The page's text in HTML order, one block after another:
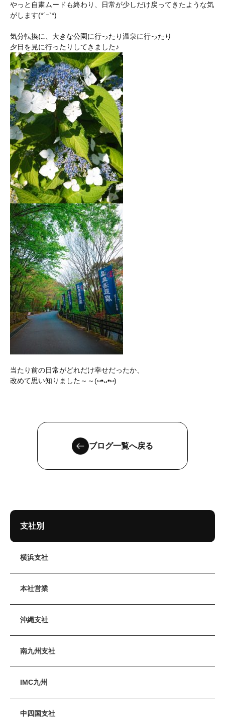
やっと自粛ムードも終わり、日常が少しだけ戻ってきたような気
がします(*´ｰ`*)
気分転換に、大きな公園に行ったり温泉に行ったり
夕日を見に行ったりしてきました♪
当たり前の日常がどれだけ幸せだったか、
改めて思い知りました～～(⑅•ᴗ•⑅)
ブログ一覧へ戻る
支社別
横浜支社
本社営業
沖縄支社
南九州支社
IMC九州
中四国支社